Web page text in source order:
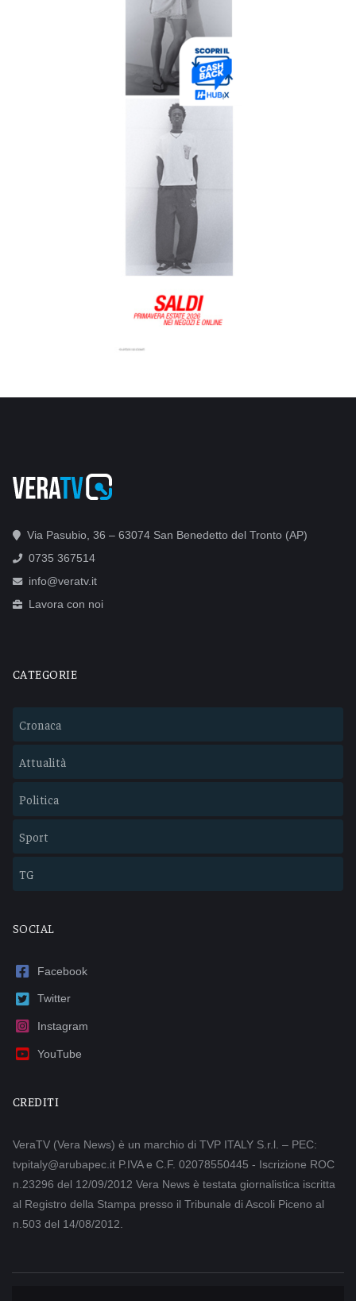
Via Pasubio, 36 – 63074 San Benedetto del Tronto (AP)
0735 367514
info@veratv.it
Lavora con noi
CATEGORIE
Cronaca
Attualità
Politica
Sport
TG
SOCIAL
Facebook
Twitter
Instagram
YouTube
CREDITI
VeraTV (Vera News) è un marchio di TVP ITALY S.r.l. – PEC:
tvpitaly@arubapec.it P.IVA e C.F. 02078550445 - Iscrizione ROC
n.23296 del 12/09/2012 Vera News è testata giornalistica iscritta
al Registro della Stampa presso il Tribunale di Ascoli Piceno al
n.503 del 14/08/2012.